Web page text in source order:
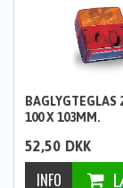
BAGLYGTEGLAS
100 X 103MM.
52,50 DKK